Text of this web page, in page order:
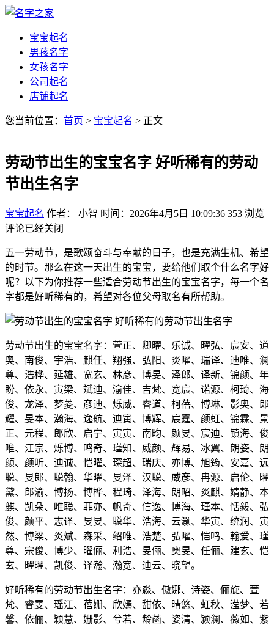
宝宝起名
男孩名字
女孩名字
公司起名
店铺起名
您当前位置： 首页 > 宝宝起名 > 正文
劳动节出生的宝宝名字 好听稀有的劳动
节出生名字
宝宝起名 作者： 小智 时间：2026年4月5日 10:09:36 353 浏览
评论已经关闭
五一劳动节，是歌颂奋斗与奉献的日子，也是充满生机、希望
的时节。那么在这一天出生的宝宝，要给他们取个什么名字好
呢？以下为你推荐一些适合劳动节出生的宝宝名字，每一个名
字都是好听稀有的，希望对各位父母取名有所帮助。
劳动节出生的宝宝名字：萱正、卿曜、乐诚、曜弘、宸安、道
奥、南俊、宇浩、麒任、翔强、弘阳、炎曜、瑞译、迪唯、澜
尊、浩桦、延雄、宽玄、林彦、博旻、泽郎、译新、锦颜、年
盼、依永、寅梁、斌迪、渝佳、吉梵、宽宸、诺源、柯琦、海
俊、龙泽、梦菱、彦迪、烁威、睿道、柯蓓、博琳、影奥、郎
耀、旻本、瀚海、逸航、迪寅、博辉、宸霆、颜虹、锦霖、景
正、元程、郎欣、启宁、寅寅、南昀、颜旻、宸迪、镇海、俊
唯、江宗、烁博、鸣奇、瑾知、威颜、辉易、冰翼、朗姿、朗
颜、颜听、迪诚、恺曜、琛超、瑞庆、亦博、旭筠、安嘉、远
聪、旻郎、聪翰、华曜、旻泽、汉聪、威彦、冉源、启伦、曜
黛、郎渝、博扬、博桦、程琦、泽海、朗昭、炎麒、婧静、本
麒、凯朵、唯聪、菲亦、帆奇、信逸、博海、瑾本、恬毅、弘
俊、颜平、志译、旻旻、聪华、浩海、云灏、华寅、统润、寅
然、博梁、炎斌、森采、绍唯、浩楚、弘曜、恺鸣、翰爱、瑾
尊、宗俊、博少、曜俪、利浩、旻俪、奥旻、任俪、建玄、恺
玄、曜曜、凯俊、译瀚、瀚宽、迪云、晓望。
好听稀有的劳动节出生名字：亦淼、傲娜、诗姿、俪旋、萱
梵、睿雯、瑶江、蓓姗、欣嫣、甜依、晴悠、虹秋、滢梦、若
馨、依俪、颖慧、姗影、兮若、龄菡、姿清、颍澜、薇如、紫